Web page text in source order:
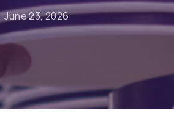
June 23, 2026